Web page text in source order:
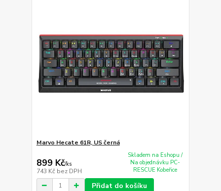
Marvo Hecate 61R, US černá
899 Kč/ks
743 Kč bez DPH
Skladem na Eshopu /
Na objednávku PC-
RESCUE Kobeřice
Přidat do košíku